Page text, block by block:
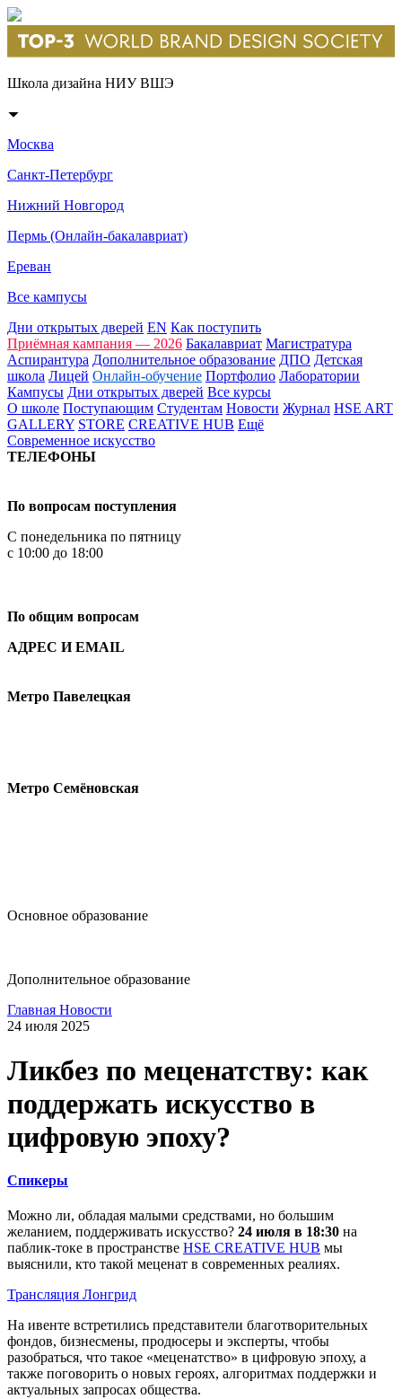
Школа дизайна НИУ ВШЭ
Москва
Санкт-Петербург
Нижний Новгород
Пермь (Онлайн-бакалавриат)
Ереван
Все кампусы
Дни открытых дверей EN Как поступить
Приёмная кампания — 2026 Бакалавриат Магистратура
Аспирантура Дополнительное образование ДПО Детская
школа Лицей Онлайн-обучение Портфолио Лаборатории
Кампусы Дни открытых дверей Все курсы
О школе Поступающим Студентам Новости Журнал HSE ART
GALLERY STORE CREATIVE HUB Ещё
Современное искусство
ТЕЛЕФОНЫ
По вопросам поступления
С понедельника по пятницу
с 10:00 до 18:00
По общим вопросам
АДРЕС И EMAIL
Метро Павелецкая
Метро Семёновская
Основное образование
Дополнительное образование
Главная Новости
24 июля 2025
Ликбез по меценатству: как
поддержать искусство в
цифровую эпоху?
Спикеры
Можно ли, обладая малыми средствами, но большим
желанием, поддерживать искусство? 24 июля в 18:30 на
паблик-токе в пространстве HSE CREATIVE HUB мы
выяснили, кто такой меценат в современных реалиях.
Трансляция Лонгрид
На ивенте встретились представители благотворительных
фондов, бизнесмены, продюсеры и эксперты, чтобы
разобраться, что такое «меценатство» в цифровую эпоху, а
также поговорить о новых героях, алгоритмах поддержки и
актуальных запросах общества.